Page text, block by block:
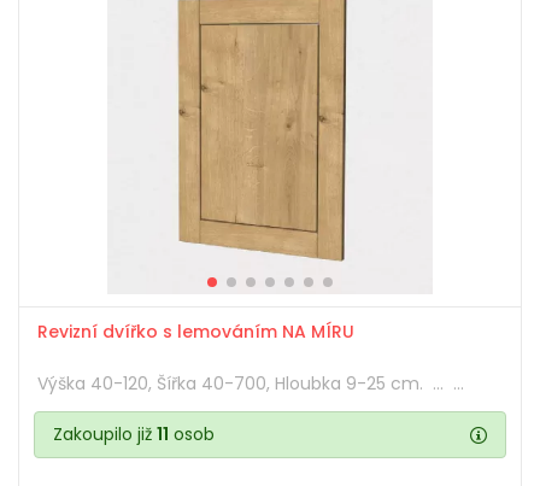
Revizní dvířko s lemováním NA MÍRU
Výška 40-120, Šířka 40-700, Hloubka 9-25 cm. ... ...
Zakoupilo již 11 osob